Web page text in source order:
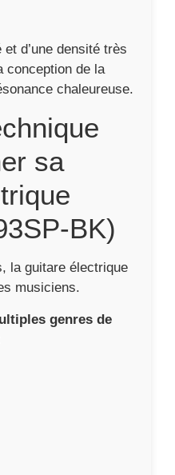
et d’une densité très
conception de la
chaleureuse.
sa
BK)
la guitare électrique
musiciens.
genres de